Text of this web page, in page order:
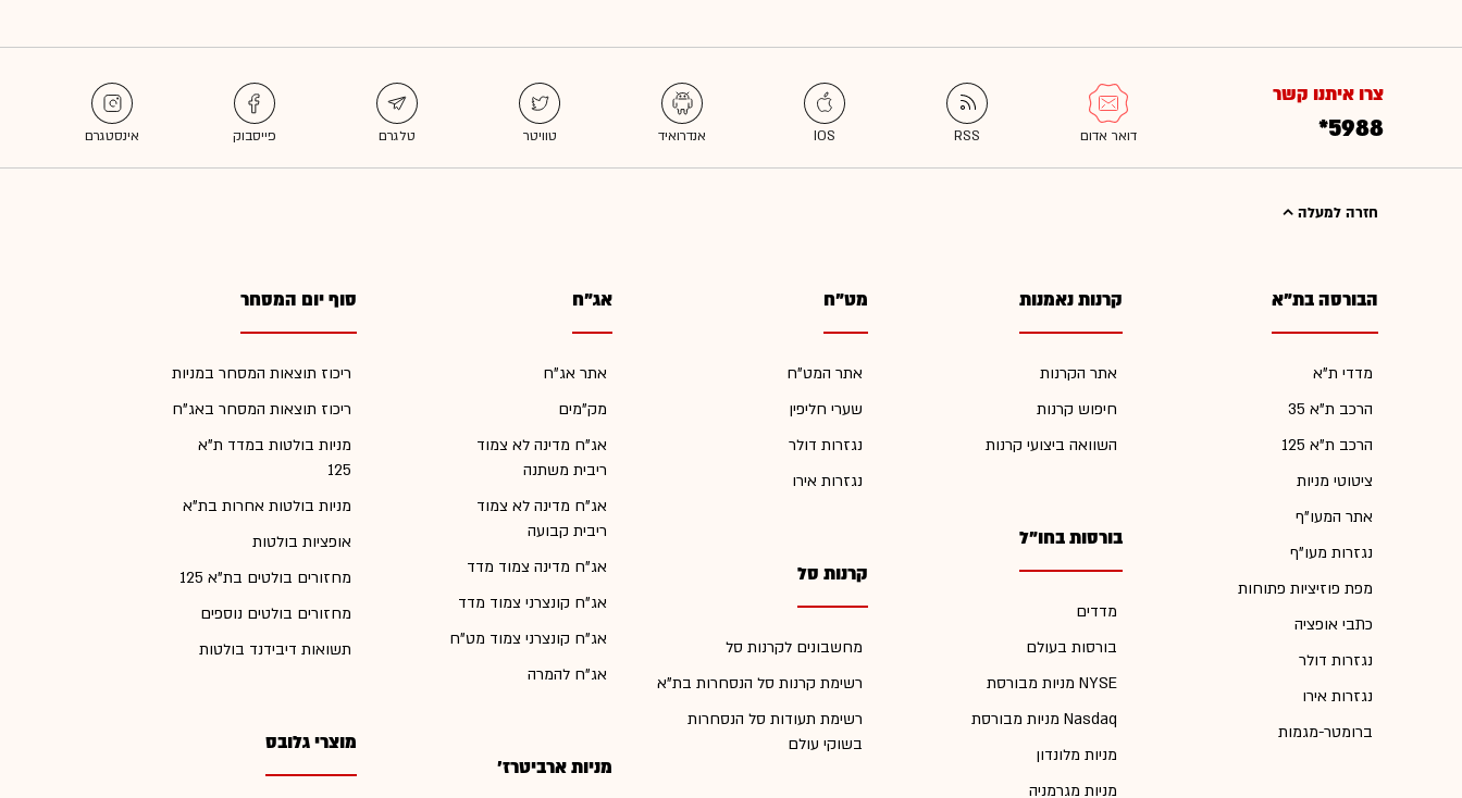
צרו איתנו קשר
*5988
חזרה למעלה
הבורסה בת"א
מדדי ת"א
הרכב ת"א 35
הרכב ת"א 125
ציטוטי מניות
אתר המעו"ף
נגזרות מעו"ף
מפת פוזיציות פתוחות
כתבי אופציה
נגזרות דולר
נגזרות אירו
ברומטר-מגמות
קרנות נאמנות
אתר הקרנות
חיפוש קרנות
השוואה ביצועי קרנות
בורסות בחו"ל
מדדים
בורסות בעולם
מניות מבורסת NYSE
מניות מבורסת Nasdaq
מניות מלונדון
מניות מגרמניה
מט"ח
אתר המט"ח
שערי חליפין
נגזרות דולר
נגזרות אירו
קרנות סל
מחשבונים לקרנות סל
רשימת קרנות סל הנסחרות בת"א
רשימת תעודות סל הנסחרות
בשוקי עולם
אג"ח
אתר אג"ח
מק"מים
אג"ח מדינה לא צמוד
ריבית משתנה
אג"ח מדינה לא צמוד
ריבית קבועה
אג"ח מדינה צמוד מדד
אג"ח קונצרני צמוד מדד
אג"ח קונצרני צמוד מט"ח
אג"ח להמרה
מניות ארביטרז'
סוף יום המסחר
ריכוז תוצאות המסחר במניות
ריכוז תוצאות המסחר באג"ח
מניות בולטות במדד ת"א
125
מניות בולטות אחרות בת"א
אופציות בולטות
מחזורים בולטים בת"א 125
מחזורים בולטים נוספים
תשואות דיבידנד בולטות
מוצרי גלובס